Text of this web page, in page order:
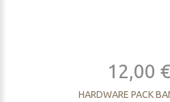
12,00 €
HARDWARE PACK